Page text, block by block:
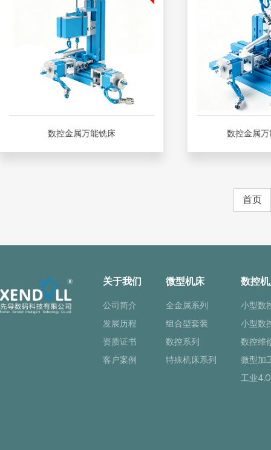
数控金属万能铣床 数控金属
首页
关于我们
公司简介
发展历程
资质证书
客户案例
微型机床
全金属系列
组合型套装
数控系列
特殊机床系列
数控
小型数
小型数
数控维
微型加
工业4.0